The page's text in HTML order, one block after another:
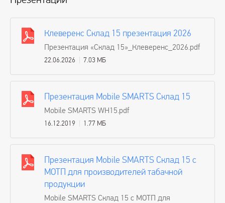
Клеверенс Cклад 15 презентация 2026
Презентация «Cклад 15»_Клеверенс_2026.pdf
22.06.2026 7.03 МБ
Презентация Mobile SMARTS Склад 15
Mobile SMARTS WH15.pdf
16.12.2019 1.77 МБ
Презентация Mobile SMARTS Склад 15 с
МОТП для производителей табачной
продукции
Mobile SMARTS Склад 15 с МОТП для